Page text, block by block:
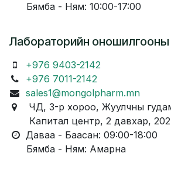
Бямба - Ням: 10:00-17:00
Лабораторийн оношилгооны
+976 9403-2142
+976 7011-2142
sales1@mongolpharm.mn
ЧД, 3-р хороо, Жуулчны
Капитал центр, 2 давхар, 202
Даваа - Баасан: 09:00-18:00
Бямба - Ням: Амарна